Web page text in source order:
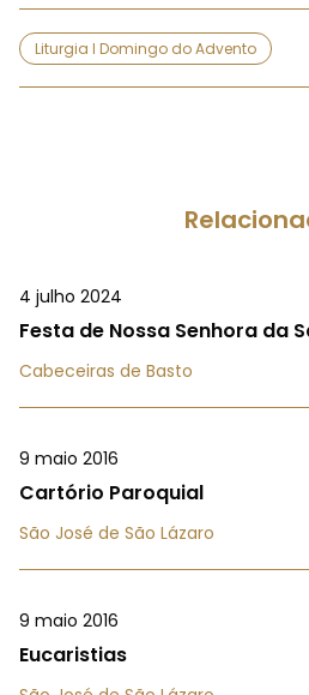
Liturgia I Domingo do Advento
4 julho 2024
Festa de Nossa Senhora da
Cabeceiras de Basto
9 maio 2016
Cartório Paroquial
São José de São Lázaro
9 maio 2016
Eucaristias